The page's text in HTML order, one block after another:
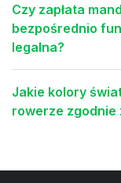
Czy zapłata
bezpośrednio
legalna?
Jakie kolory
rowerze zgodnie